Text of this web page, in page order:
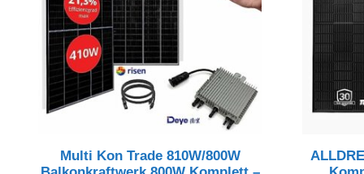
Multi Kon Trade 810W/800W